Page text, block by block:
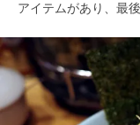
アイテムがあり、最